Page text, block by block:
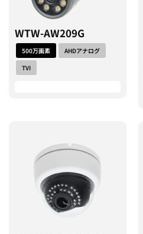
WTW-AW209G
500万画素
AHDアナログ
TVI